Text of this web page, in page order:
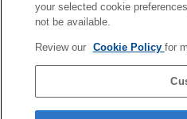
your selected cookie
not be available.
Review our Cookie Policy for